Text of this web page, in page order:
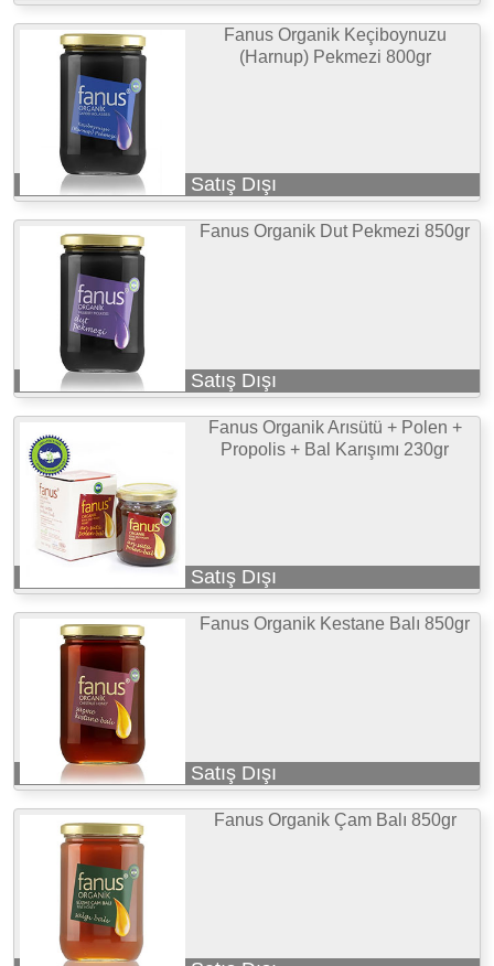
Fanus Organik Keçiboynuzu
(Harnup) Pekmezi 800gr
Satış Dışı
Fanus Organik Dut Pekmezi 850gr
Satış Dışı
Fanus Organik Arısütü + Polen +
Propolis + Bal Karışımı 230gr
Satış Dışı
Fanus Organik Kestane Balı 850gr
Satış Dışı
Fanus Organik Çam Balı 850gr